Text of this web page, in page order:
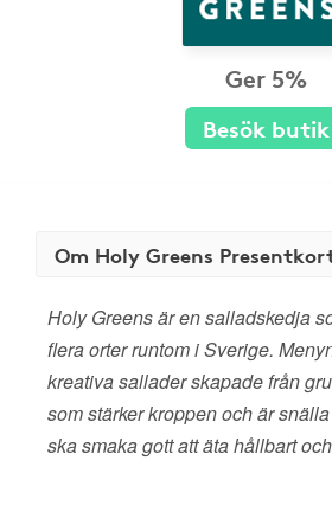
Ger 5%
Besök butik
Om Holy Greens
Holy Greens är en salladskedja
flera orter runtom i Sverige.
kreativa sallader skapade från
som stärker kroppen och är
ska smaka gott att äta hållbart